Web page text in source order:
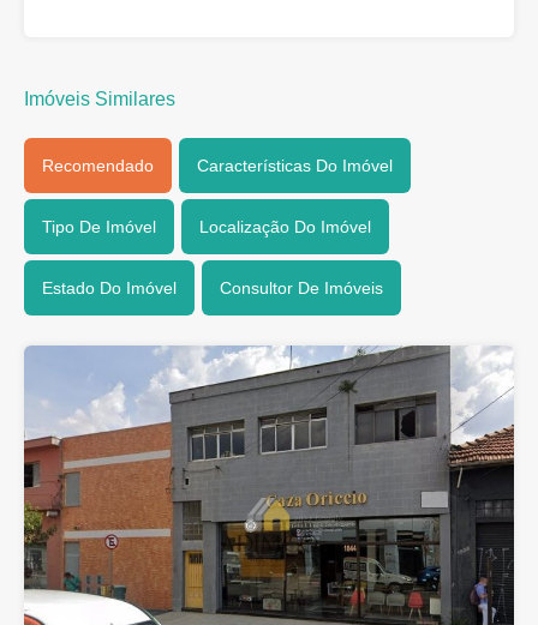
Imóveis Similares
Recomendado Características Do Imóvel
Tipo De Imóvel Localização Do Imóvel
Estado Do Imóvel Consultor De Imóveis